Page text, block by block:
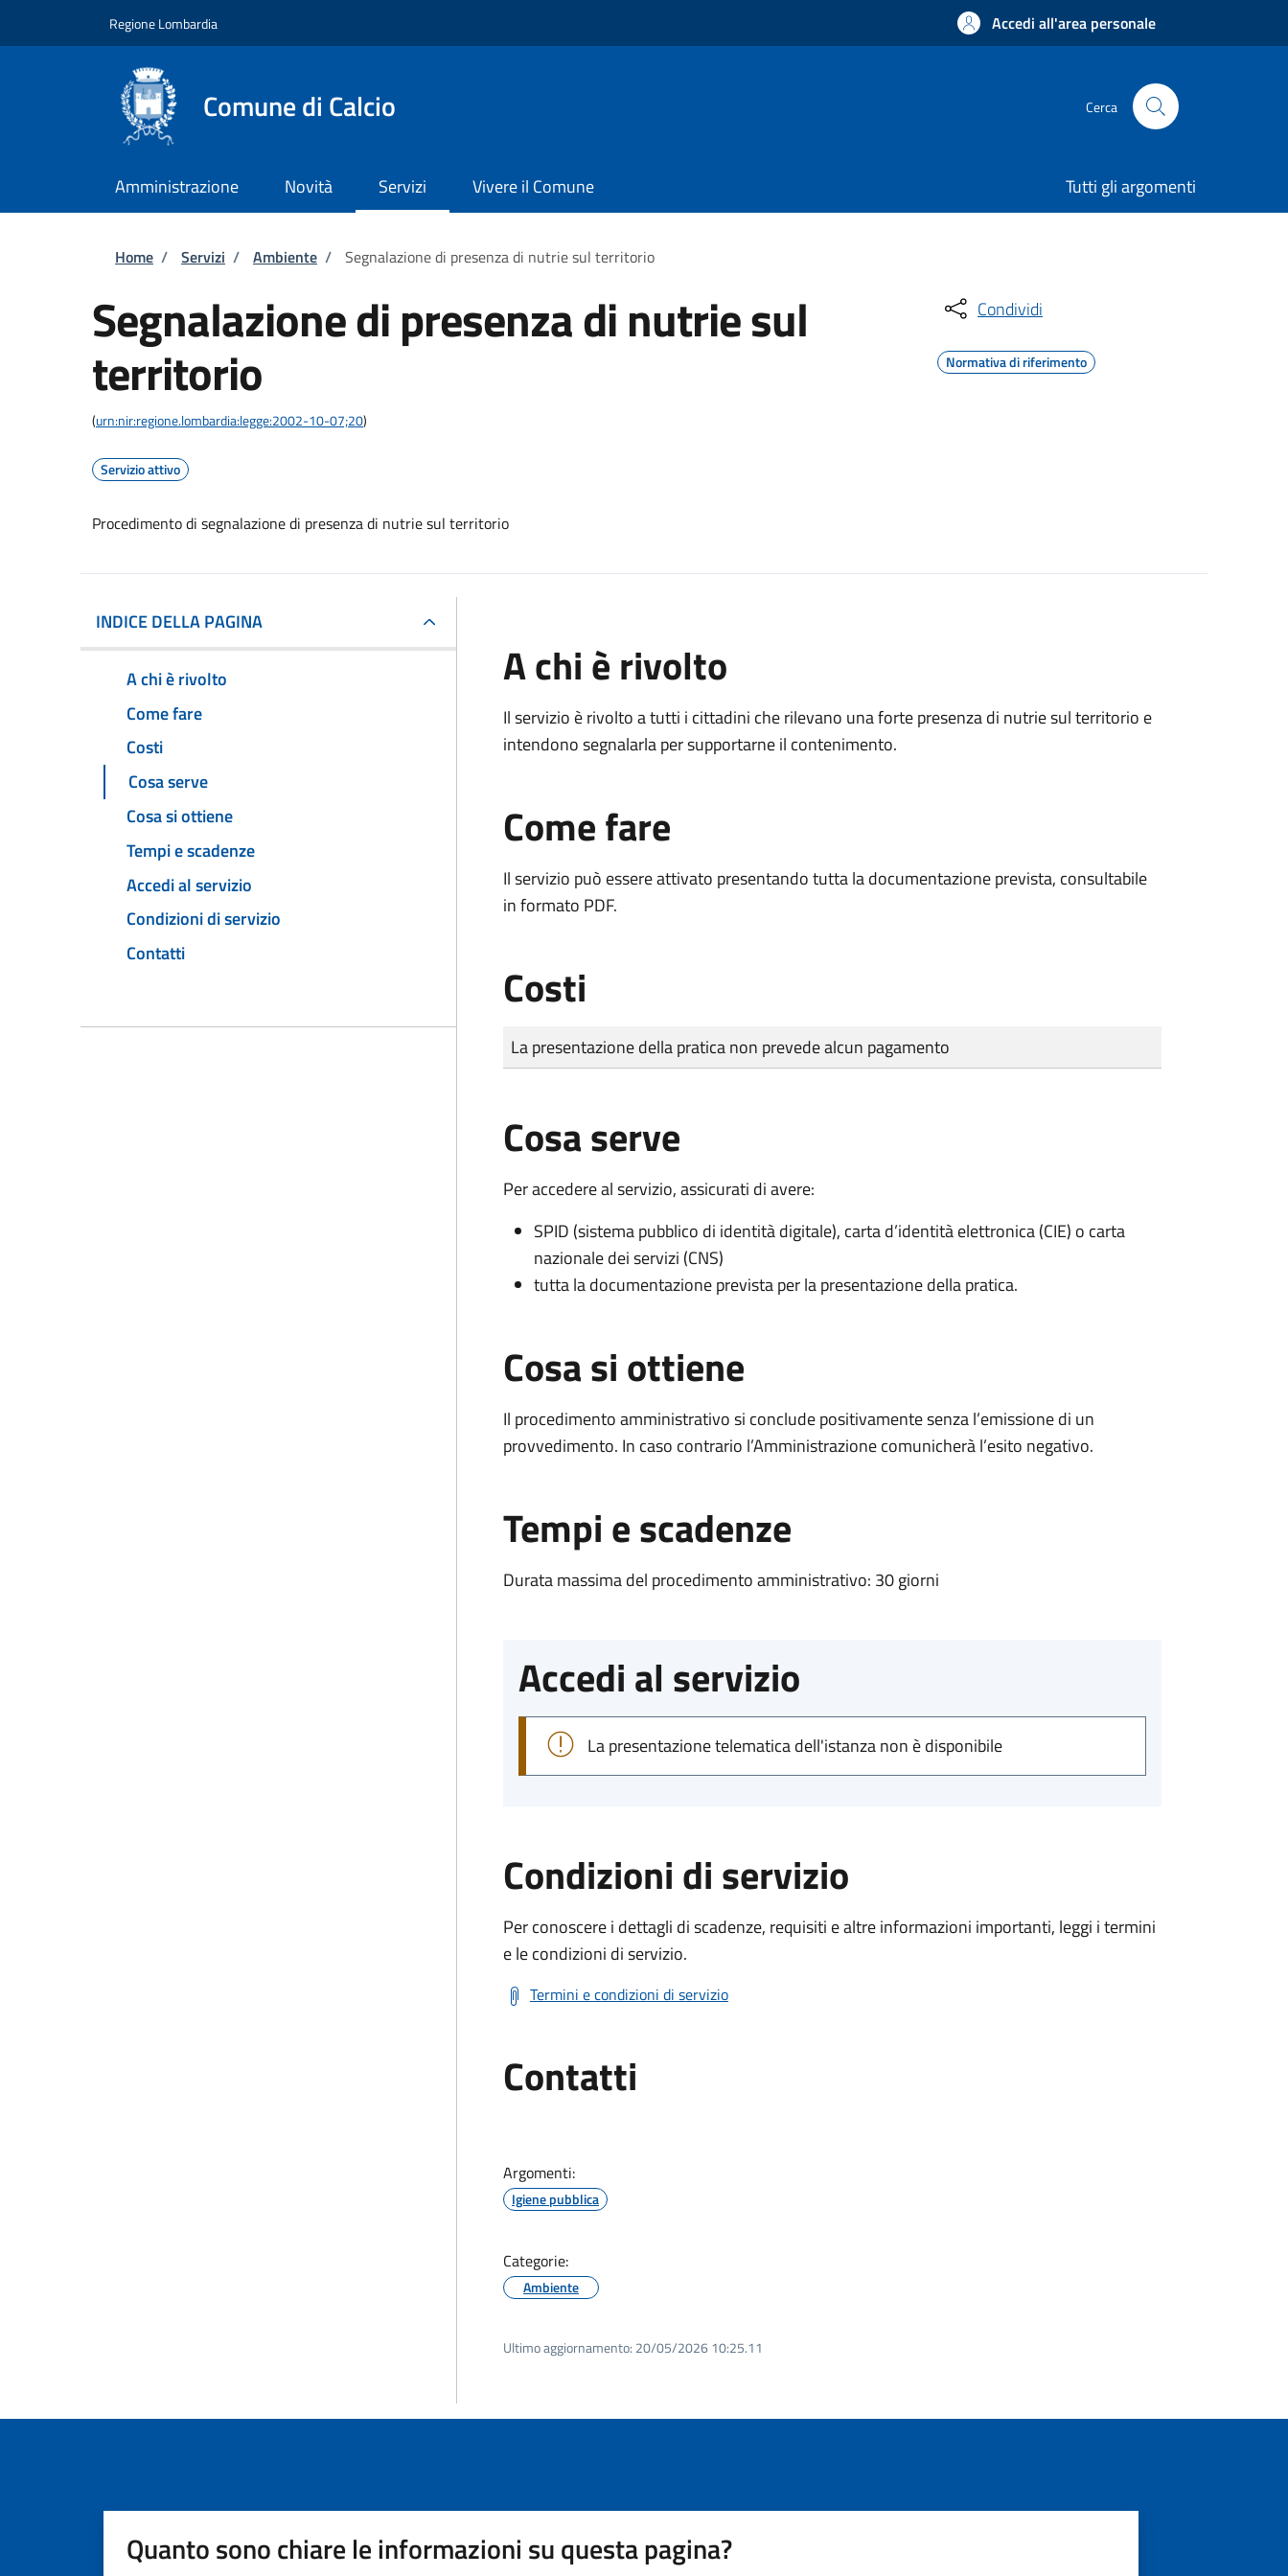
Regione Lombardia Accedi all'area personale
Comune di Calcio Cerca
Amministrazione Novità Servizi Vivere il Comune Tutti gli argomenti
Briciole di pane
Home / Servizi / Ambiente / Segnalazione di presenza di nutrie sul territorio
Segnalazione di presenza di nutrie sul
territorio
(urn:nir:regione.lombardia:legge:2002-10-07;20)
Servizio attivo
Procedimento di segnalazione di presenza di nutrie sul territorio
Condividi
Normativa di riferimento
INDICE DELLA PAGINA
A chi è rivolto
Come fare
Costi
Cosa serve
Cosa si ottiene
Tempi e scadenze
Accedi al servizio
Condizioni di servizio
Contatti
A chi è rivolto
Il servizio è rivolto a tutti i cittadini che rilevano una forte presenza di nutrie sul territorio e
intendono segnalarla per supportarne il contenimento.
Come fare
Il servizio può essere attivato presentando tutta la documentazione prevista, consultabile
in formato PDF.
Costi
Tipo di pagamento
Importo
La presentazione della pratica non prevede alcun pagamento
Cosa serve
Per accedere al servizio, assicurati di avere:
SPID (sistema pubblico di identità digitale), carta d’identità elettronica (CIE) o carta
nazionale dei servizi (CNS)
tutta la documentazione prevista per la presentazione della pratica.
Cosa si ottiene
Il procedimento amministrativo si conclude positivamente senza l’emissione di un
provvedimento. In caso contrario l’Amministrazione comunicherà l’esito negativo.
Tempi e scadenze
Durata massima del procedimento amministrativo: 30 giorni
Accedi al servizio
La presentazione telematica dell'istanza non è disponibile
Condizioni di servizio
Per conoscere i dettagli di scadenze, requisiti e altre informazioni importanti, leggi i termini
e le condizioni di servizio.
Termini e condizioni di servizio
Contatti
Argomenti:
Igiene pubblica
Categorie:
Ambiente
Ultimo aggiornamento: 20/05/2026 10:25.11
Quanto sono chiare le informazioni su questa pagina?